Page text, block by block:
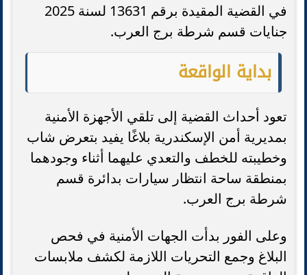
في القضية المقيدة برقم 13631 لسنة 2025
جنايات قسم شرطة برج العرب.
بداية الواقعة
تعود أحداث القضية إلى تلقي الأجهزة الأمنية
بمديرية أمن الإسكندرية بلاغًا يفيد بتعرض شاب
وخطيبته للخطف والتعدي عليهما أثناء وجودهما
بمنطقة ساحة انتظار سيارات بدائرة قسم
شرطة برج العرب.
وعلى الفور بدأت الجهات الأمنية في فحص
البلاغ وجمع التحريات اللازمة لكشف ملابسات